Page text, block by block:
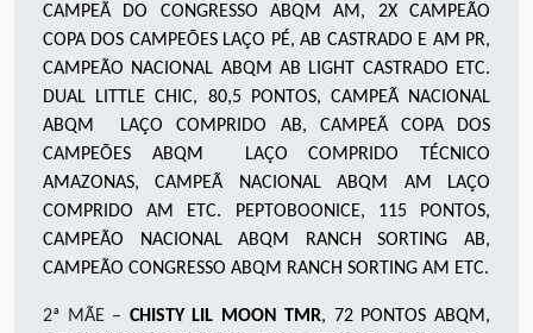
CAMPEÃ DO CONGRESSO ABQM AM, 2X CAMPEÃO
COPA DOS CAMPEÕES LAÇO PÉ, AB CASTRADO E AM PR,
CAMPEÃO NACIONAL ABQM AB LIGHT CASTRADO ETC.
DUAL LITTLE CHIC, 80,5 PONTOS, CAMPEÃ NACIONAL
ABQM LAÇO COMPRIDO AB, CAMPEÃ COPA DOS
CAMPEÕES ABQM LAÇO COMPRIDO TÉCNICO
AMAZONAS, CAMPEÃ NACIONAL ABQM AM LAÇO
COMPRIDO AM ETC. PEPTOBOONICE, 115 PONTOS,
CAMPEÃO NACIONAL ABQM RANCH SORTING AB,
CAMPEÃO CONGRESSO ABQM RANCH SORTING AM ETC.
2ª MÃE – CHISTY LIL MOON TMR, 72 PONTOS ABQM,